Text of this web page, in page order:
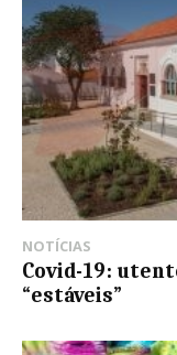
NOTÍCIAS
Covid-19:
“estáveis”